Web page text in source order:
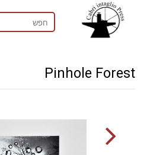
Pinhole Forest